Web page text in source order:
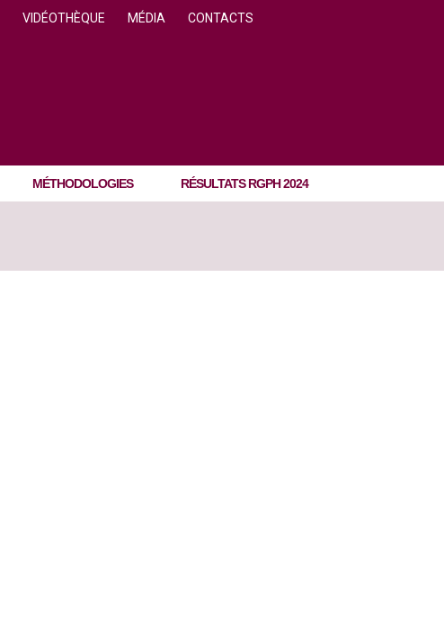
VIDÉOTHÈQUE MÉDIA CONTACTS
MÉTHODOLOGIES RÉSULTATS RGPH 2024